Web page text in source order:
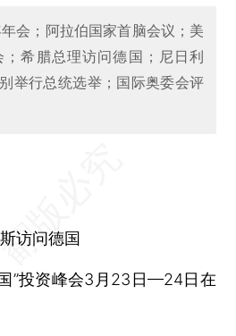
会；阿拉伯国家首脑会议；美
希腊总理访问德国；尼日利
举行总统选举；国际奥委会评
访问德国
投资峰会3月23日—24日在